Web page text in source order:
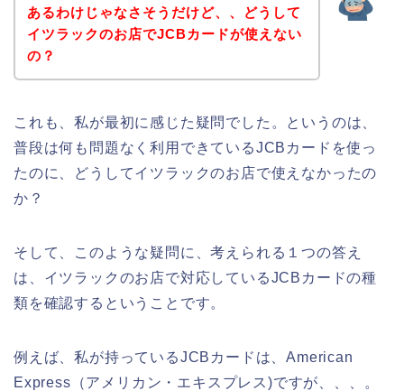
あるわけじゃなさそうだけど、、どうして
イツラックのお店でJCBカードが使えない
の？
これも、私が最初に感じた疑問でした。というのは、
普段は何も問題なく利用できているJCBカードを使っ
たのに、どうしてイツラックのお店で使えなかったの
か？
そして、このような疑問に、考えられる１つの答え
は、イツラックのお店で対応しているJCBカードの種
類を確認するということです。
例えば、私が持っているJCBカードは、American
Express（アメリカン・エキスプレス)ですが、、、。